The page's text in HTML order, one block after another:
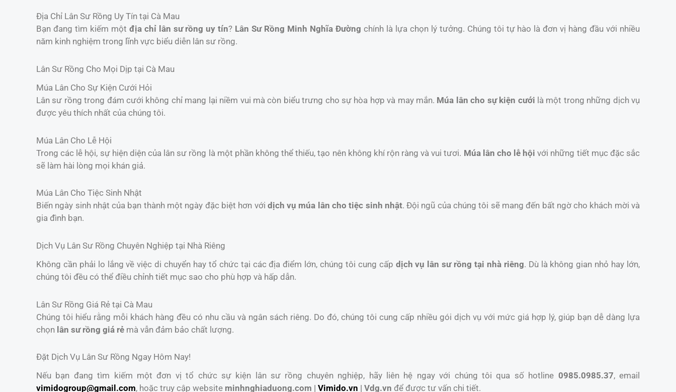
Địa Chỉ Lân Sư Rồng Uy Tín tại Cà Mau
Bạn đang tìm kiếm một địa chỉ lân sư rồng uy tín? Lân Sư Rồng Minh Nghĩa Đường chính là lựa chọn lý tưởng. Chúng tôi tự hào là đơn vị hàng đầu với nhiều
năm kinh nghiệm trong lĩnh vực biểu diễn lân sư rồng.
Lân Sư Rồng Cho Mọi Dịp tại Cà Mau
Múa Lân Cho Sự Kiện Cưới Hỏi
Lân sư rồng trong đám cưới không chỉ mang lại niềm vui mà còn biểu trưng cho sự hòa hợp và may mắn. Múa lân cho sự kiện cưới là một trong những dịch vụ
được yêu thích nhất của chúng tôi.
Múa Lân Cho Lễ Hội
Trong các lễ hội, sự hiện diện của lân sư rồng là một phần không thể thiếu, tạo nên không khí rộn ràng và vui tươi. Múa lân cho lễ hội với những tiết mục đặc sắc
sẽ làm hài lòng mọi khán giả.
Múa Lân Cho Tiệc Sinh Nhật
Biến ngày sinh nhật của bạn thành một ngày đặc biệt hơn với dịch vụ múa lân cho tiệc sinh nhật. Đội ngũ của chúng tôi sẽ mang đến bất ngờ cho khách mời và
gia đình bạn.
Dịch Vụ Lân Sư Rồng Chuyên Nghiệp tại Nhà Riêng
Không cần phải lo lắng về việc di chuyển hay tổ chức tại các địa điểm lớn, chúng tôi cung cấp dịch vụ lân sư rồng tại nhà riêng. Dù là không gian nhỏ hay lớn,
chúng tôi đều có thể điều chỉnh tiết mục sao cho phù hợp và hấp dẫn.
Lân Sư Rồng Giá Rẻ tại Cà Mau
Chúng tôi hiểu rằng mỗi khách hàng đều có nhu cầu và ngân sách riêng. Do đó, chúng tôi cung cấp nhiều gói dịch vụ với mức giá hợp lý, giúp bạn dễ dàng lựa
chọn lân sư rồng giá rẻ mà vẫn đảm bảo chất lượng.
Đặt Dịch Vụ Lân Sư Rồng Ngay Hôm Nay!
Nếu bạn đang tìm kiếm một đơn vị tổ chức sự kiện lân sư rồng chuyên nghiệp, hãy liên hệ ngay với chúng tôi qua số hotline 0985.0985.37, email
vimidogroup@gmail.com, hoặc truy cập website minhnghiaduong.com | Vimido.vn | Vdg.vn để được tư vấn chi tiết.